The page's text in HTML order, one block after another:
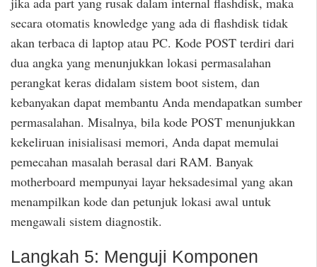
secara otomatis knowledge yang ada di flashdisk tidak
akan terbaca di laptop atau PC. Kode POST terdiri dari
dua angka yang menunjukkan lokasi permasalahan
perangkat keras didalam sistem boot sistem, dan
kebanyakan dapat membantu Anda mendapatkan sumber
permasalahan. Misalnya, bila kode POST menunjukkan
kekeliruan inisialisasi memori, Anda dapat memulai
pemecahan masalah berasal dari RAM. Banyak
motherboard mempunyai layar heksadesimal yang akan
menampilkan kode dan petunjuk lokasi awal untuk
mengawali sistem diagnostik.
Langkah 5: Menguji Komponen